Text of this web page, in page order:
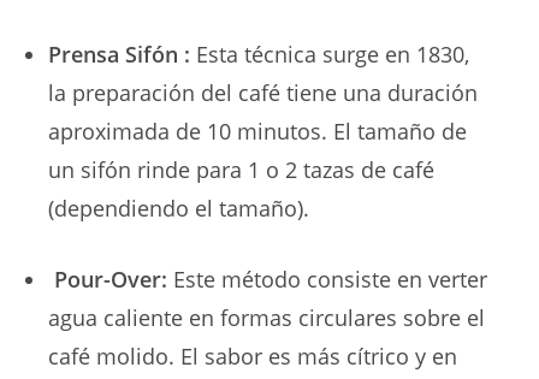
Prensa Sifón : Esta técnica surge en 1830,
la preparación del café tiene una duración
aproximada de 10 minutos. El tamaño de
un sifón rinde para 1 o 2 tazas de café
(dependiendo el tamaño).
Pour-Over: Este método consiste en verter
agua caliente en formas circulares sobre el
café molido. El sabor es más cítrico y en